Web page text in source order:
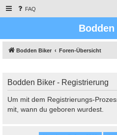
FAQ
Bodden Biker Foren-Übersicht
Bodden Biker - Registrierung
Um mit dem Registrierungs-
mit, wann du geboren wurdest.